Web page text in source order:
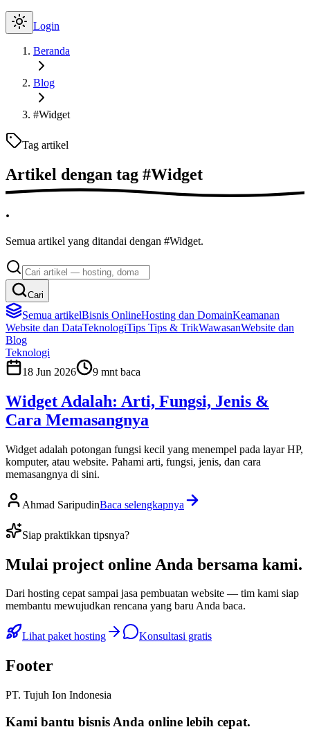
Login
Beranda
Blog
#Widget
Tag artikel
Artikel dengan tag #Widget
.
Semua artikel yang ditandai dengan #Widget.
Cari
Semua artikelBisnis OnlineHosting dan DomainKeamanan
Website dan DataTeknologiTips Tips & TrikWawasanWebsite dan
Blog
Teknologi
18 Jun 2026
9 mnt baca
Widget Adalah: Arti, Fungsi, Jenis &
Cara Memasangnya
Widget adalah potongan fungsi kecil yang menempel pada layar HP,
komputer, atau website. Pahami arti, fungsi, jenis, dan cara
memasangnya di sini.
Ahmad SaripudinBaca selengkapnya
Siap praktikkan tipsnya?
Mulai project online Anda bersama kami.
Dari hosting cepat sampai jasa pembuatan website — tim kami siap
membantu mewujudkan rencana yang baru Anda baca.
Lihat paket hosting Konsultasi gratis
Footer
PT. Tujuh Ion Indonesia
Kami bantu bisnis Anda online lebih cepat.